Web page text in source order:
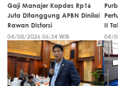
Gaji Manajer Kopdes Rp16
Juta Ditanggung APBN Dinilai
Rawan Distorsi
04/08/2026 06:34 WIB
II
04/